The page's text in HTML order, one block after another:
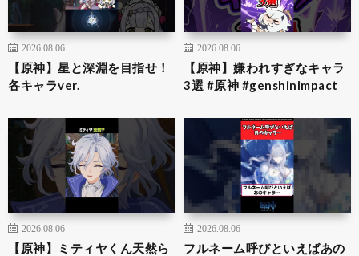
2026.08.06
【原神】星と深淵を目指せ！
各キャラver.
2026.08.06
【原神】嫌われすぎなキャラ
3選 #原神 #genshinimpact
2026.08.06
【原神】ミティヤくん天然ら
2026.08.06
フルネーム呼びといえばあの